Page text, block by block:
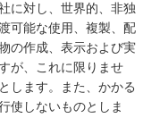
に対し、世界的、非独
可能な使用、複製、配
の作成、表示および実
が、これに限りませ
します。また、かかる
使しないものとしま